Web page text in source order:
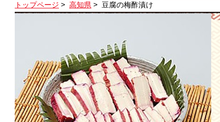
トップページ > 高知県 > 豆腐の梅酢漬け